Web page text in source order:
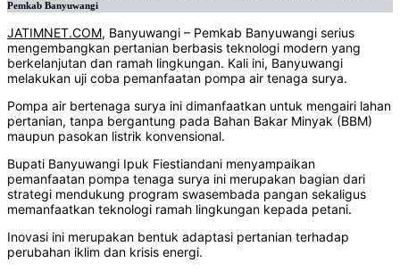
Pemkab Banyuwangi
JATIMNET.COM, Banyuwangi – Pemkab Banyuwangi serius
mengembangkan pertanian berbasis teknologi modern yang
berkelanjutan dan ramah lingkungan. Kali ini, Banyuwangi
melakukan uji coba pemanfaatan pompa air tenaga surya.
Pompa air bertenaga surya ini dimanfaatkan untuk mengairi lahan
pertanian, tanpa bergantung pada Bahan Bakar Minyak (BBM)
maupun pasokan listrik konvensional.
Bupati Banyuwangi Ipuk Fiestiandani menyampaikan
pemanfaatan pompa tenaga surya ini merupakan bagian dari
strategi mendukung program swasembada pangan sekaligus
memanfaatkan teknologi ramah lingkungan kepada petani.
Inovasi ini merupakan bentuk adaptasi pertanian terhadap
perubahan iklim dan krisis energi.